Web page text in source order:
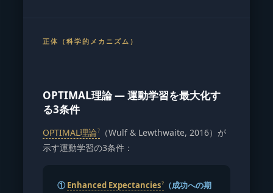
正体（科学的メカニズム）
OPTIMAL理論 — 運動学習を最大化す
る3条件
OPTIMAL理論 （Wulf & Lewthwaite, 2016）が
示す運動学習の3条件：
① Enhanced Expectancies （成功への期